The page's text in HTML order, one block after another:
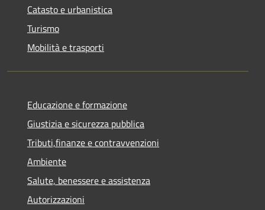
Catasto e urbanistica
Turismo
Mobilità e trasporti
Educazione e formazione
Giustizia e sicurezza pubblica
Tributi,finanze e contravvenzioni
Ambiente
Salute, benessere e assistenza
Autorizzazioni